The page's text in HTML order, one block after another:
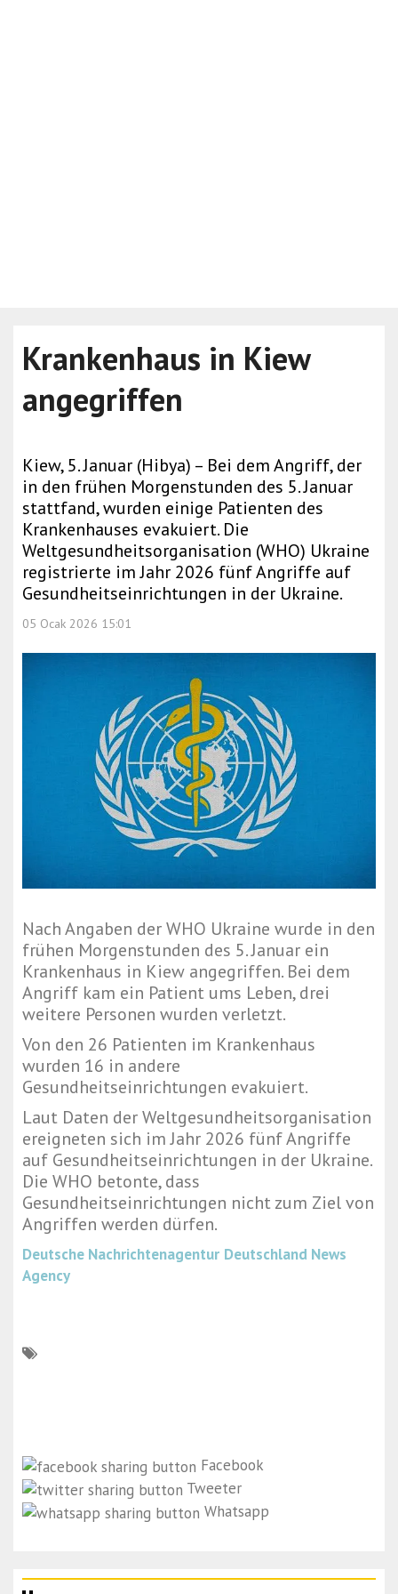
Krankenhaus in Kiew
angegriffen
Kiew, 5. Januar (Hibya) – Bei dem Angriff, der
in den frühen Morgenstunden des 5. Januar
stattfand, wurden einige Patienten des
Krankenhauses evakuiert. Die
Weltgesundheitsorganisation (WHO) Ukraine
registrierte im Jahr 2026 fünf Angriffe auf
Gesundheitseinrichtungen in der Ukraine.
05 Ocak 2026 15:01
Nach Angaben der WHO Ukraine wurde in den
frühen Morgenstunden des 5. Januar ein
Krankenhaus in Kiew angegriffen. Bei dem
Angriff kam ein Patient ums Leben, drei
weitere Personen wurden verletzt.
Von den 26 Patienten im Krankenhaus
wurden 16 in andere
Gesundheitseinrichtungen evakuiert.
Laut Daten der Weltgesundheitsorganisation
ereigneten sich im Jahr 2026 fünf Angriffe
auf Gesundheitseinrichtungen in der Ukraine.
Die WHO betonte, dass
Gesundheitseinrichtungen nicht zum Ziel von
Angriffen werden dürfen.
Deutsche Nachrichtenagentur Deutschland News
Agency
Facebook
Tweeter
Whatsapp